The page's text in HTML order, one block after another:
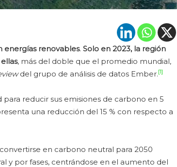
energías renovables. Solo en 2023, la región
, más del doble que el promedio mundial,
del grupo de análisis de datos Ember.[1]
reducir sus emisiones de carbono en 5
una reducción del 15 % con respecto a
en carbono neutral para 2050
y por fases, centrándose en el aumento del